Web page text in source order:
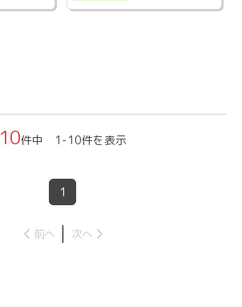
10件中 1-10件を表示
1
前へ 次へ